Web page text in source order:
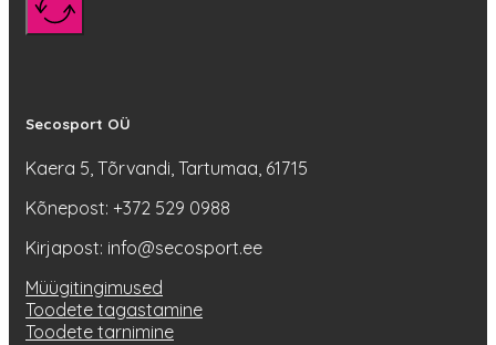
Secosport OÜ
Kaera 5, Tõrvandi, Tartumaa, 61715
Kõnepost: +372 529 0988
Kirjapost: info@secosport.ee
Müügitingimused
Toodete tagastamine
Toodete tarnimine